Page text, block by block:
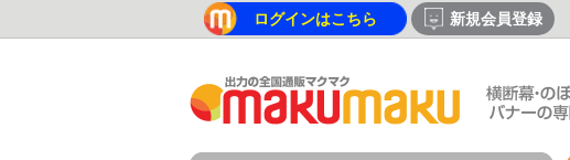
ログインはこちら 新規会員登録